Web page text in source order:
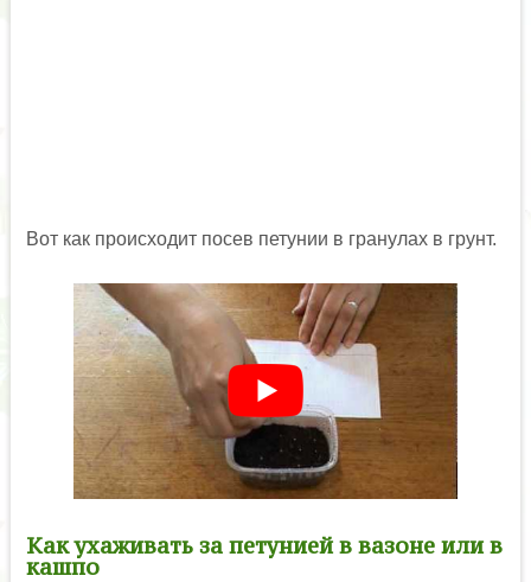
Вот как происходит посев петунии в гранулах в грунт.
Как ухаживать за петунией в вазоне или в
кашпо